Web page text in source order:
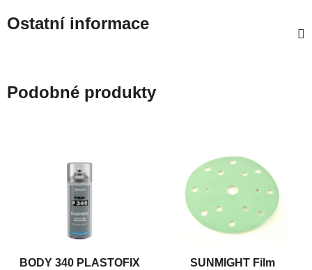
Ostatní informace
Podobné produkty
BODY 340 PLASTOFIX
SUNMIGHT Film